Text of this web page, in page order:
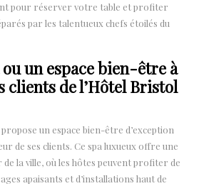
pour réserver votre table et profiter
par les talentueux chefs étoilés du
un espace bien-être à
clients de l’Hôtel Bristol
un espace bien-être d’exception
de ses clients. Ce spa luxueux offre une
la ville, où les hôtes peuvent profiter de
apaisants et d’installations haut de